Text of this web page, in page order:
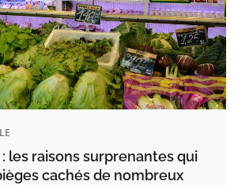
les raisons surprenantes qui
cachés de nombreux